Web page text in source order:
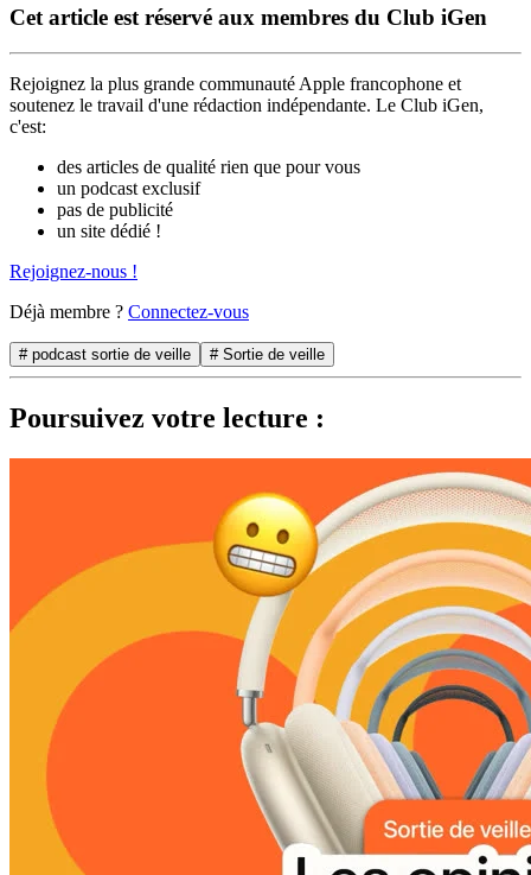
Cet article est réservé aux membres du Club iGen
Rejoignez la plus grande communauté Apple francophone et
soutenez le travail d'une rédaction indépendante. Le Club iGen,
c'est:
des articles de qualité rien que pour vous
un podcast exclusif
pas de publicité
un site dédié !
Rejoignez-nous !
Déjà membre ? Connectez-vous
# podcast sortie de veille # Sortie de veille
Poursuivez votre lecture :